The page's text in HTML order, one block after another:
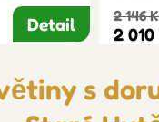
Detail
2 146
2 010
s